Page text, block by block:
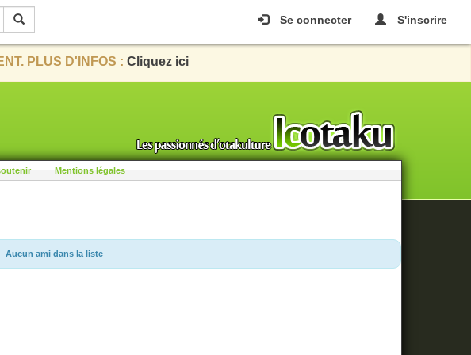
Se connecter S'inscrire
PLUS D'INFOS : Cliquez ici
Mentions légales
Aucun ami dans la liste